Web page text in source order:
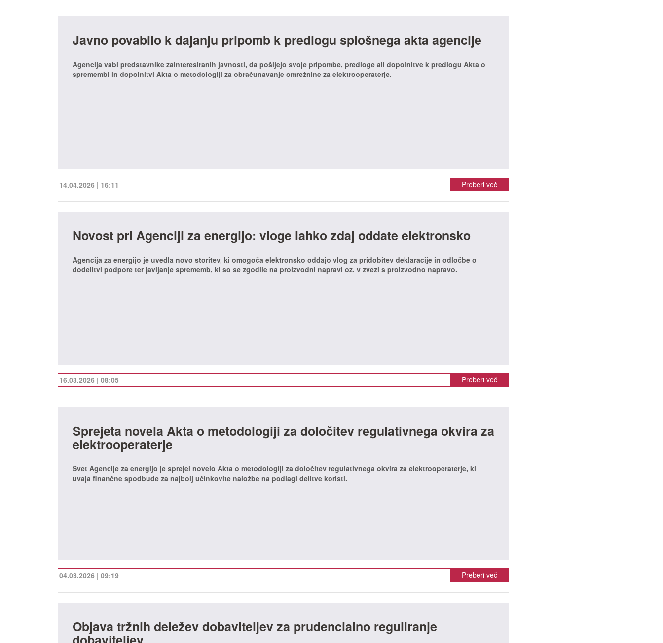
Javno povabilo k dajanju pripomb k predlogu splošnega akta agencije
Agencija vabi predstavnike zainteresiranih javnosti, da pošljejo svoje pripombe, predloge ali dopolnitve k predlogu Akta o
spremembi in dopolnitvi Akta o metodologiji za obračunavanje omrežnine za elektrooperaterje.
14.04.2026 | 16:11 Preberi več
Novost pri Agenciji za energijo: vloge lahko zdaj oddate elektronsko
Agencija za energijo je uvedla novo storitev, ki omogoča elektronsko oddajo vlog za pridobitev deklaracije in odločbe o
dodelitvi podpore ter javljanje sprememb, ki so se zgodile na proizvodni napravi oz. v zvezi s proizvodno napravo.
16.03.2026 | 08:05 Preberi več
Sprejeta novela Akta o metodologiji za določitev regulativnega okvira za
elektrooperaterje
Svet Agencije za energijo je sprejel novelo Akta o metodologiji za določitev regulativnega okvira za elektrooperaterje, ki
uvaja finančne spodbude za najbolj učinkovite naložbe na podlagi delitve koristi.
04.03.2026 | 09:19 Preberi več
Objava tržnih deležev dobaviteljev za prudencialno reguliranje